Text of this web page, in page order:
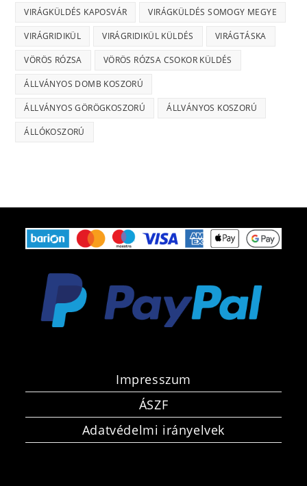
VIRÁGKÜLDÉS KAPOSVÁR VIRÁGKÜLDÉS SOMOGY MEGYE
VIRÁGRIDIKÜL VIRÁGRIDIKÜL KÜLDÉS VIRÁGTÁSKA
VÖRÖS RÓZSA VÖRÖS RÓZSA CSOKOR KÜLDÉS
ÁLLVÁNYOS DOMB KOSZORÚ
ÁLLVÁNYOS GÖRÖGKOSZORÚ ÁLLVÁNYOS KOSZORÚ
ÁLLÓKOSZORÚ
Impresszum
ÁSZF
Adatvédelmi irányelvek